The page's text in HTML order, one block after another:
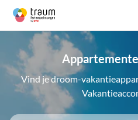
Vind je droom-